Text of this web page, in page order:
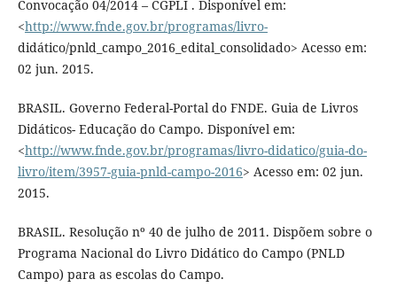
Convocação 04/2014 – CGPLI . Disponível em:
<http://www.fnde.gov.br/programas/livro-
didático/pnld_campo_2016_edital_consolidado> Acesso em:
02 jun. 2015.
BRASIL. Governo Federal-Portal do FNDE. Guia de Livros
Didáticos- Educação do Campo. Disponível em:
<http://www.fnde.gov.br/programas/livro-didatico/guia-do-
livro/item/3957-guia-pnld-campo-2016> Acesso em: 02 jun.
2015.
BRASIL. Resolução nº 40 de julho de 2011. Dispõem sobre o
Programa Nacional do Livro Didático do Campo (PNLD
Campo) para as escolas do Campo.